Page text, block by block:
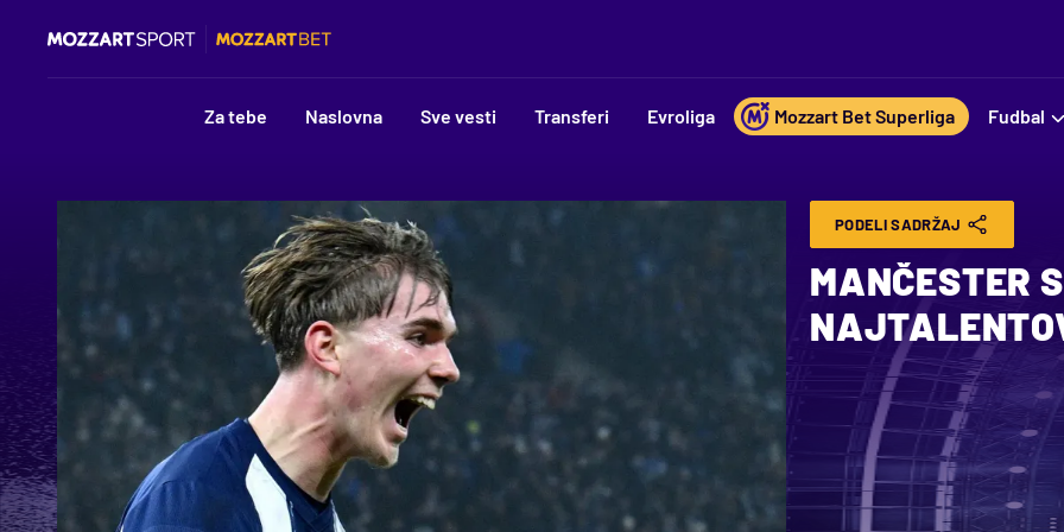
Za tebe Naslovna Sve vesti Transferi Evroliga Mozzart Bet Superliga Fudbal
PODELI SADRŽAJ
MANČESTER